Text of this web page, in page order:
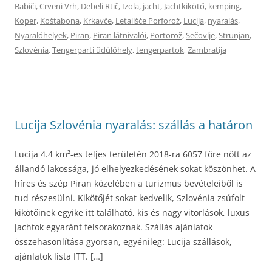
Babiči,Crveni Vrh, Debeli Rtič, Izola, jacht, Jachtkikötő, kemping,
Koper, Koštabona, Krkavče, Letališče Porforož, Lucija, nyaralás,
Nyaralóhelyek, Piran, Piran látnivalói, Portorož,Sečovlje,Strunjan,
Szlovénia,Tengerparti üdülőhely,tengerpartok,Zambratija
Lucija Szlovénia nyaralás: szállás a határon
Lucija 4.4 km²-es teljes területén 2018-ra 6057 főre nőtt az
állandó lakossága, jó elhelyezkedésének sokat köszönhet. A
híres és szép Piran közelében a turizmus bevételeiből is
tud részesülni. Kikötőjét sokat kedvelik, Szlovénia zsúfolt
kikötőinek egyike itt található, kis és nagy vitorlások, luxus
jachtok egyaránt felsorakoznak. Szállás ajánlatok
összehasonlítása gyorsan, egyénileg: Lucija szállások,
ajánlatok lista ITT. […]